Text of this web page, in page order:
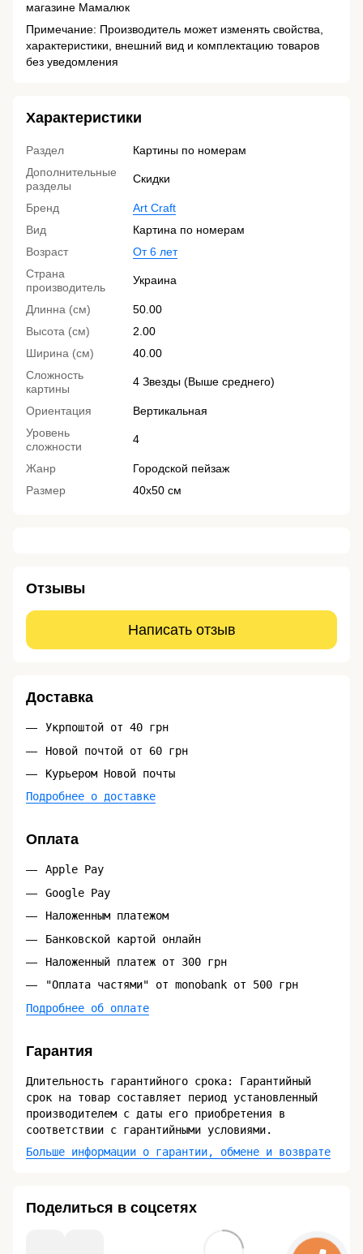
магазине Мамалюк
Примечание: Производитель может изменять свойства,
характеристики, внешний вид и комплектацию товаров
без уведомления
Характеристики
Раздел
Картины по номерам
Дополнительные
разделы
Скидки
Бренд
Art Craft
Вид
Картина по номерам
Возраст
От 6 лет
Страна
производитель
Украина
Длинна (см)
50.00
Высота (см)
2.00
Ширина (см)
40.00
Сложность
картины
4 Звезды (Выше среднего)
Ориентация
Вертикальная
Уровень
сложности
4
Жанр
Городской пейзаж
Размер
40х50 см
Отзывы
Написать отзыв
Доставка
Укрпоштой от 40 грн
Новой почтой от 60 грн
Курьером Новой почты
Подробнее о доставке
Оплата
Apple Pay
Google Pay
Наложенным платежом
Банковской картой онлайн
Наложенный платеж от 300 грн
"Оплата частями" от monobank от 500 грн
Подробнее об оплате
Гарантия
Длительность гарантийного срока: Гарантийный
срок на товар составляет период установленный
производителем с даты его приобретения в
соответствии с гарантийными условиями.
Больше информации о гарантии, обмене и возврате
Поделиться в соцсетях